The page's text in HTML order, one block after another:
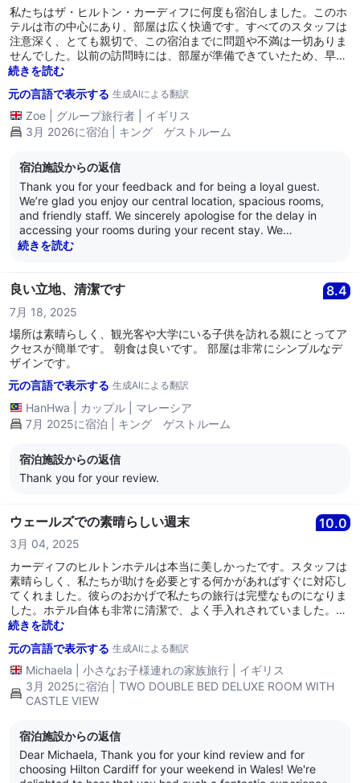
私たちはザ・ヒルトン・カーディフに何度も宿泊しました。このホ
テルは市の中心にあり、部屋は広く快適です。すべてのスタッフは
注意深く、とても親切で、この宿泊までに問題や不満は一切ありま
せんでした。以前の訪問時には、部屋が準備できていたため、早め
にチェックインできたこともありました。私たちは午後4時（チェ
ルが満室だったことは充分理解しているものの、私たちの部屋（合
計3部屋）には18時15分までアクセスできませんでした！これは私
たちの計画を変更せざるを得なくなり、実際にその日の夜のいくつ
かの予約をキャンセルしなければならなかったため、ホテルに戻っ
たが、前の晩が満室だったことを全面的に理解しているものの、チ
ェックイン時間から2時間も経ってからでないと部屋にアクセスで
きないのは受け入れられません！もし私たちが夜の計画がない場
合、このホテルに再度宿泊することは間違いありませんが、事前に
計画がある場合は予約するのに慎重になると思います。
続きを読む
元の言語で表示する 生成AIによる翻訳
Zoe グループ旅行者
イギリス
3月 2026に宿泊 | キング ゲストルーム
宿泊施設からの返信
Thank you for your feedback and for being a loyal guest.
We’re glad you enjoy our central location, spacious rooms,
and friendly staff. We sincerely apologise for the delay in
accessing your rooms during your recent stay. We
understand how frustrating this was and appreciate your
occupancy situations in the future. We hope to welcome you
続きを読む
良い立地、清潔です 8.4
7月 18, 2025
場所は素晴らしく、観光客や大学にいる子供を訪れる親にとってア
クセスが簡単です。 朝食は良いです。 部屋は非常にシンプルなデ
ザインです。
元の言語で表示する 生成AIによる翻訳
HanHwa カップル
マレーシア
7月 2025に宿泊 | キング ゲストルーム
宿泊施設からの返信
Thank you for your review.
ウェールズでの素晴らしい週末 10.0
3月 04, 2025
カーディフのヒルトンホテルは本当に美しかったです。スタッフは
素晴らしく、私たちが助けを必要とする何かがあればすぐに対応し
てくれました。彼らのおかげで私たちの旅行は完璧なものになりま
した。ホテル自体も非常に清潔で、よく手入れされていました。朝
の朝食はお金を払う価値があり、絶対に美味しかったです。ここに
続きを読む
元の言語で表示する 生成AIによる翻訳
Michaela 小さなお子様連れの家族旅行
イギリス
3月 2025に宿泊 | TWO DOUBLE BED DELUXE ROOM WITH
CASTLE VIEW
宿泊施設からの返信
Dear Michaela, Thank you for your kind review and for
choosing Hilton Cardiff for your weekend in Wales! We're